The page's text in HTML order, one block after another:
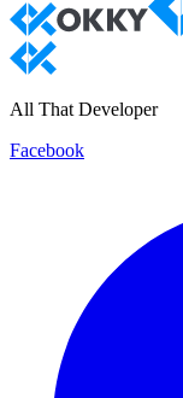
All That Developer
Facebook